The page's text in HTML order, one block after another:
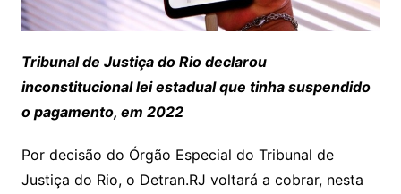
Tribunal de Justiça do Rio declarou
inconstitucional lei estadual que tinha suspendido
o pagamento, em 2022
Por decisão do Órgão Especial do Tribunal de
Justiça do Rio, o Detran.RJ voltará a cobrar, nesta